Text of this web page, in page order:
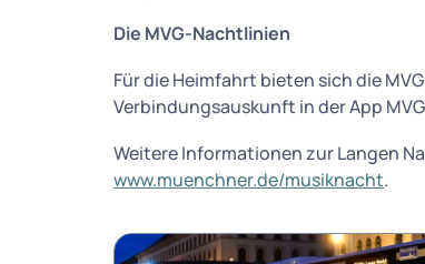
Die MVG-Nachtlinien
Für die Heimfahrt bieten sich die
Verbindungsauskunft in der App
Weitere Informationen zur Langen
www.muenchner.de/musiknacht.